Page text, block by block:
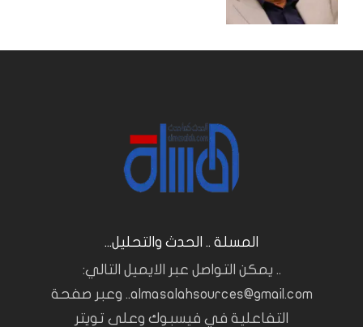
المسلة .. الحدث والتحليل...
.. يمكن التواصل عبر الايميل التالي:
almasalahsources@gmail.com.. وعبر صفحة
التفاعلية في فيسبوك وعلى تويتر